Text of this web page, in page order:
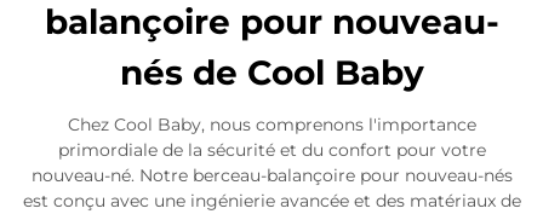
balançoire pour nouveau-
nés de Cool Baby
Chez Cool Baby, nous comprenons l'importance
primordiale de la sécurité et du confort pour votre
nouveau-né. Notre berceau-balançoire pour nouveau-nés
est conçu avec une ingénierie avancée et des matériaux de